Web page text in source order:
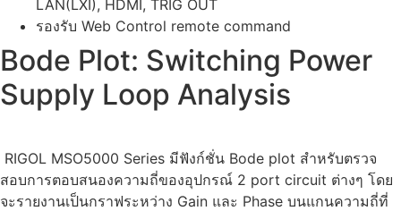
LAN(LXI), HDMI, TRIG OUT
รองรับ Web Control remote command
Bode Plot: Switching Power
Supply Loop Analysis
RIGOL MSO5000 Series มีฟังก์ชั่น Bode plot สำหรับตรวจ
สอบการตอบสนองความถี่ของอุปกรณ์ 2 port circuit ต่างๆ โดย
จะรายงานเป็นกราฟระหว่าง Gain และ Phase บนแกนความถี่ที่